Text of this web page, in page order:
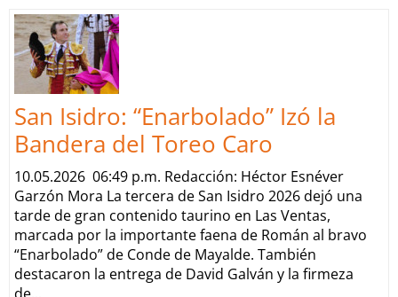
San Isidro: “Enarbolado” Izó la
Bandera del Toreo Caro
10.05.2026 06:49 p.m. Redacción: Héctor Esnéver
Garzón Mora La tercera de San Isidro 2026 dejó una
tarde de gran contenido taurino en Las Ventas,
marcada por la importante faena de Román al bravo
“Enarbolado” de Conde de Mayalde. También
destacaron la entrega de David Galván y la firmeza